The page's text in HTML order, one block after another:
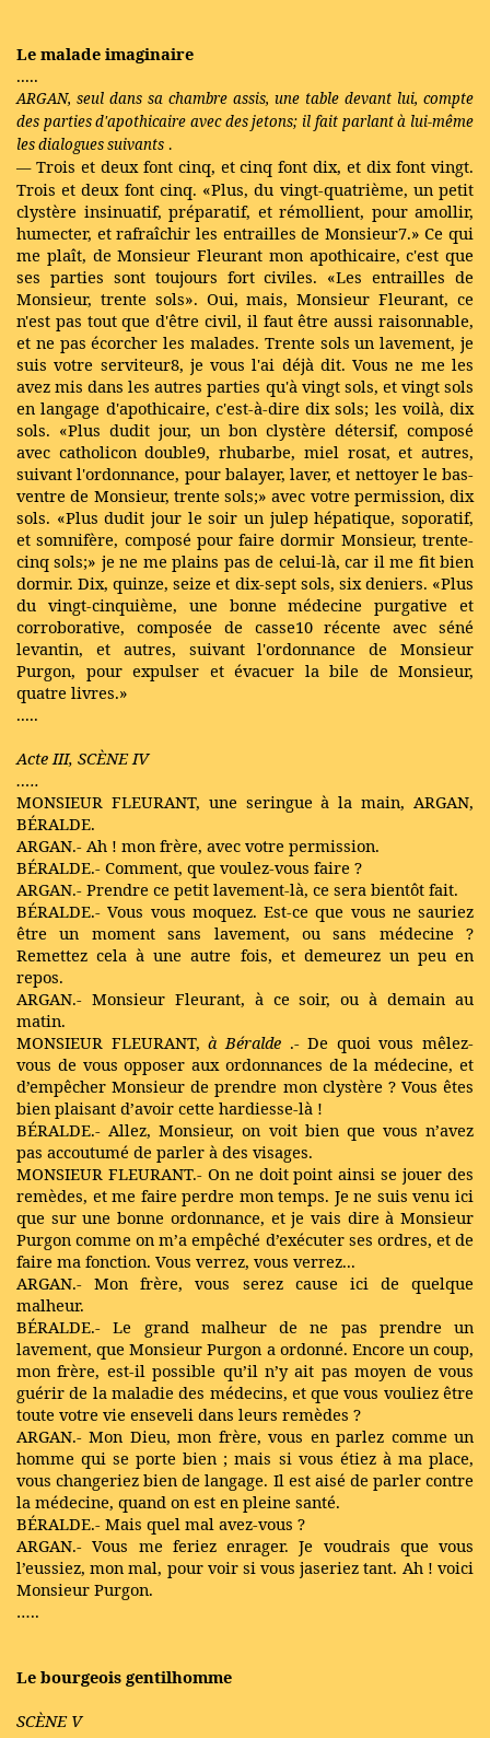
Le malade imaginaire
.....
ARGAN, seul dans sa chambre assis, une table devant lui, compte
des parties d'apothicaire avec des jetons; il fait parlant à lui-même
les dialogues suivants .
— Trois et deux font cinq, et cinq font dix, et dix font vingt.
Trois et deux font cinq. «Plus, du vingt-quatrième, un petit
clystère insinuatif, préparatif, et rémollient, pour amollir,
humecter, et rafraîchir les entrailles de Monsieur7.» Ce qui
me plaît, de Monsieur Fleurant mon apothicaire, c'est que
ses parties sont toujours fort civiles. «Les entrailles de
Monsieur, trente sols». Oui, mais, Monsieur Fleurant, ce
n'est pas tout que d'être civil, il faut être aussi raisonnable,
et ne pas écorcher les malades. Trente sols un lavement, je
suis votre serviteur8, je vous l'ai déjà dit. Vous ne me les
avez mis dans les autres parties qu'à vingt sols, et vingt sols
en langage d'apothicaire, c'est-à-dire dix sols; les voilà, dix
sols. «Plus dudit jour, un bon clystère détersif, composé
avec catholicon double9, rhubarbe, miel rosat, et autres,
suivant l'ordonnance, pour balayer, laver, et nettoyer le bas-
ventre de Monsieur, trente sols;» avec votre permission, dix
sols. «Plus dudit jour le soir un julep hépatique, soporatif,
et somnifère, composé pour faire dormir Monsieur, trente-
cinq sols;» je ne me plains pas de celui-là, car il me fit bien
dormir. Dix, quinze, seize et dix-sept sols, six deniers. «Plus
du vingt-cinquième, une bonne médecine purgative et
corroborative, composée de casse10 récente avec séné
levantin, et autres, suivant l'ordonnance de Monsieur
Purgon, pour expulser et évacuer la bile de Monsieur,
quatre livres.»
.....
Acte III, SCÈNE IV
…..
MONSIEUR FLEURANT, une seringue à la main, ARGAN,
BÉRALDE.
ARGAN.- Ah ! mon frère, avec votre permission.
BÉRALDE.- Comment, que voulez-vous faire ?
ARGAN.- Prendre ce petit lavement-là, ce sera bientôt fait.
BÉRALDE.- Vous vous moquez. Est-ce que vous ne sauriez
être un moment sans lavement, ou sans médecine ?
Remettez cela à une autre fois, et demeurez un peu en
repos.
ARGAN.- Monsieur Fleurant, à ce soir, ou à demain au
matin.
MONSIEUR FLEURANT,à Béralde .- De quoi vous mêlez-
vous de vous opposer aux ordonnances de la médecine, et
d’empêcher Monsieur de prendre mon clystère ? Vous êtes
bien plaisant d’avoir cette hardiesse-là !
BÉRALDE.- Allez, Monsieur, on voit bien que vous n’avez
pas accoutumé de parler à des visages.
MONSIEUR FLEURANT.- On ne doit point ainsi se jouer des
remèdes, et me faire perdre mon temps. Je ne suis venu ici
que sur une bonne ordonnance, et je vais dire à Monsieur
Purgon comme on m’a empêché d’exécuter ses ordres, et de
faire ma fonction. Vous verrez, vous verrez...
ARGAN.- Mon frère, vous serez cause ici de quelque
malheur.
BÉRALDE.- Le grand malheur de ne pas prendre un
lavement, que Monsieur Purgon a ordonné. Encore un coup,
mon frère, est-il possible qu’il n’y ait pas moyen de vous
guérir de la maladie des médecins, et que vous vouliez être
toute votre vie enseveli dans leurs remèdes ?
ARGAN.- Mon Dieu, mon frère, vous en parlez comme un
homme qui se porte bien ; mais si vous étiez à ma place,
vous changeriez bien de langage. Il est aisé de parler contre
la médecine, quand on est en pleine santé.
BÉRALDE.- Mais quel mal avez-vous ?
ARGAN.- Vous me feriez enrager. Je voudrais que vous
l’eussiez, mon mal, pour voir si vous jaseriez tant. Ah ! voici
Monsieur Purgon.
…..
Le bourgeois gentilhomme
SCÈNE V